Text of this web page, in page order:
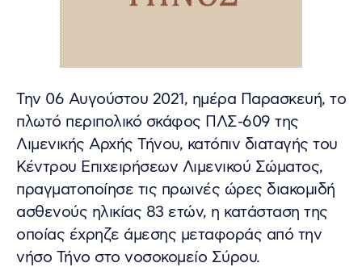
Την 06 Αυγούστου 2021, ημέρα Παρασκευή, το
πλωτό περιπολικό σκάφος ΠΛΣ-609 της
Λιμενικής Αρχής Τήνου, κατόπιν διαταγής του
Κέντρου Επιχειρήσεων Λιμενικού Σώματος,
πραγματοποίησε τις πρωινές ώρες διακομιδή
ασθενούς ηλικίας 83 ετών, η κατάσταση της
οποίας έχρηζε άμεσης μεταφοράς από την
νήσο Τήνο στο νοσοκομείο Σύρου.